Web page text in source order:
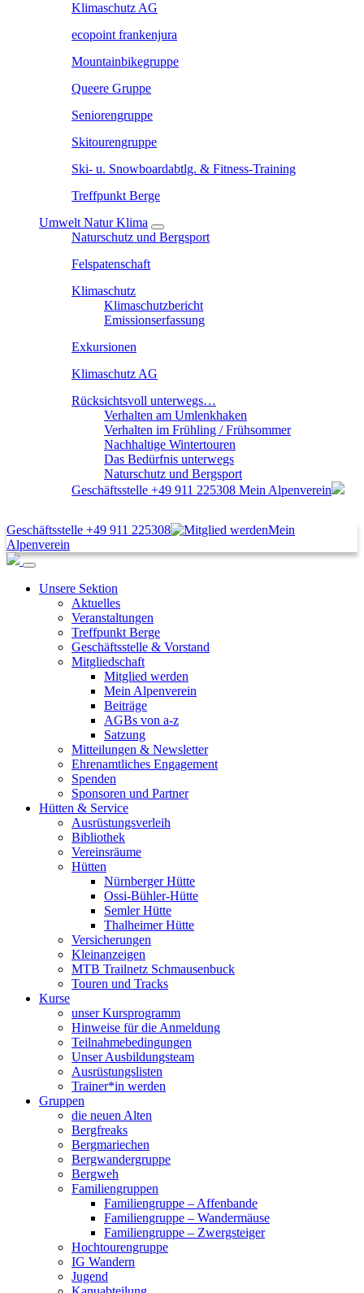
Klimaschutz AG
ecopoint frankenjura
Mountainbikegruppe
Queere Gruppe
Seniorengruppe
Skitourengruppe
Ski- u. Snowboardabtlg. & Fitness-Training
Treffpunkt Berge
Umwelt Natur Klima
Naturschutz und Bergsport
Felspatenschaft
Klimaschutz
Klimaschutzbericht
Emissionserfassung
Exkursionen
Klimaschutz AG
Rücksichtsvoll unterwegs…
Verhalten am Umlenkhaken
Verhalten im Frühling / Frühsommer
Nachhaltige Wintertouren
Das Bedürfnis unterwegs
Naturschutz und Bergsport
Geschäftsstelle +49 911 225308 Mein Alpenverein
Geschäftsstelle +49 911 225308
Mein
Alpenverein
Unsere Sektion
Aktuelles
Veranstaltungen
Treffpunkt Berge
Geschäftsstelle & Vorstand
Mitgliedschaft
Mitglied werden
Mein Alpenverein
Beiträge
AGBs von a-z
Satzung
Mitteilungen & Newsletter
Ehrenamtliches Engagement
Spenden
Sponsoren und Partner
Hütten & Service
Ausrüstungsverleih
Bibliothek
Vereinsräume
Hütten
Nürnberger Hütte
Ossi-Bühler-Hütte
Semler Hütte
Thalheimer Hütte
Versicherungen
Kleinanzeigen
MTB Trailnetz Schmausenbuck
Touren und Tracks
Kurse
unser Kursprogramm
Hinweise für die Anmeldung
Teilnahmebedingungen
Unser Ausbildungsteam
Ausrüstungslisten
Trainer*in werden
Gruppen
die neuen Alten
Bergfreaks
Bergmariechen
Bergwandergruppe
Bergweh
Familiengruppen
Familiengruppe – Affenbande
Familiengruppe – Wandermäuse
Familiengruppe – Zwergsteiger
Hochtourengruppe
IG Wandern
Jugend